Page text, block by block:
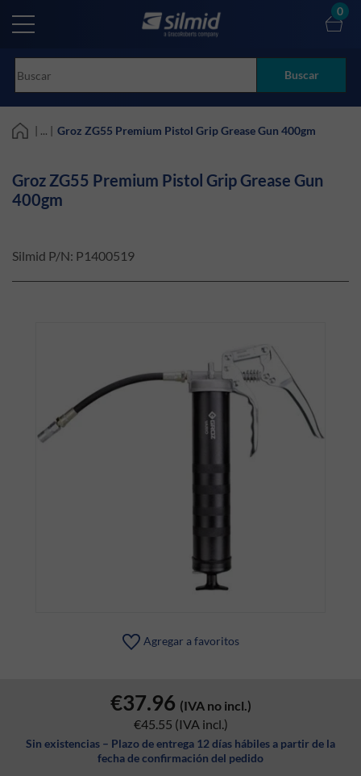
main
Buscar
0
| ... | Groz ZG55 Premium Pistol Grip Grease Gun 400gm
Groz ZG55 Premium Pistol Grip Grease Gun
400gm
Silmid P/N: P1400519
Agregar a favoritos
€37.96 (IVA no incl.)
€45.55 (IVA incl.)
Sin existencias – Plazo de entrega 12 días hábiles a partir de la
fecha de confirmación del pedido